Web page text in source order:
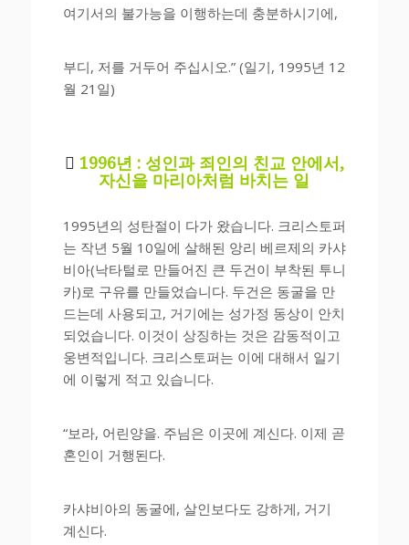
여기서의 불가능을 이행하는데 충분하시기에,
부디, 저를 거두어 주십시오.” (일기, 1995년 12
월 21일)
 1996년 : 성인과 죄인의 친교 안에서,
자신을 마리아처럼 바치는 일
1995년의 성탄절이 다가 왔습니다. 크리스토퍼
는 작년 5월 10일에 살해된 앙리 베르제의 카샤
비아(낙타털로 만들어진 큰 두건이 부착된 투니
카)로 구유를 만들었습니다. 두건은 동굴을 만
드는데 사용되고, 거기에는 성가정 동상이 안치
되었습니다. 이것이 상징하는 것은 감동적이고
웅변적입니다. 크리스토퍼는 이에 대해서 일기
에 이렇게 적고 있습니다.
“보라, 어린양을. 주님은 이곳에 계신다. 이제 곧
혼인이 거행된다.
카샤비아의 동굴에, 살인보다도 강하게, 거기
계신다.